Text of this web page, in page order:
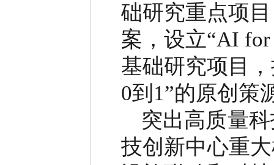
础研究重点项
案，设立“AI for
基础研究项目
0到 1”的原创策
突出高质量
技创新中心重